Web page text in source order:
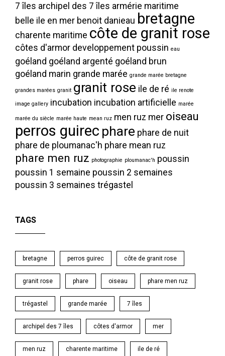
7 îles archipel des 7 îles armérie maritime
belle ile en mer benoit danieau bretagne
charente maritime côte de granit rose
côtes d'armor developpement poussin eau
goéland goéland argenté goéland brun
goéland marin grande marée grande marée bretagne
grandes marées granit granit rose ile de ré ile renote
image gallery incubation incubation artificielle marée
marée du siècle marée haute mean ruz men ruz mer oiseau
perros guirec phare phare de nuit
phare de ploumanac'h phare mean ruz
phare men ruz photographie ploumanac'h poussin
poussin 1 semaine poussin 2 semaines
poussin 3 semaines trégastel
TAGS
bretagne perros guirec côte de granit rose
granit rose phare oiseau phare men ruz
trégastel grande marée 7 îles
archipel des 7 îles côtes d'armor mer
men ruz charente maritime ile de ré